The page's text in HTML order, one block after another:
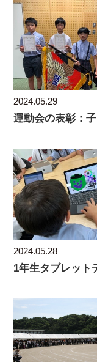
2024.05.29
2024.05.28